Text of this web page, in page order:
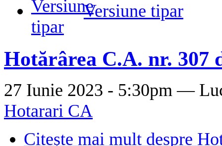
Versiune tipar
Hotărârea C.A. nr. 307
27 Iunie 2023 - 5:30pm —
Hotarari CA
Citește mai mult despre